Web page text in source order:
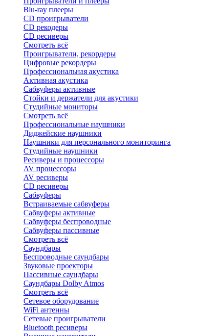
Blu-ray плееры
CD проигрыватели
CD рекодеры
CD ресиверы
Смотреть всё
Проигрыватели, рекордеры
Цифровые рекордеры
Профессиональная акустика
Активная акустика
Сабвуферы активные
Стойки и держатели для акустики
Студийные мониторы
Смотреть всё
Профессиональные наушники
Диджейские наушники
Наушники для персонального мониторинга
Студийные наушники
Ресиверы и процессоры
AV процессоры
AV ресиверы
CD ресиверы
Сабвуферы
Встраиваемые сабвуферы
Сабвуферы активные
Сабвуферы беспроводные
Сабвуферы пассивные
Смотреть всё
Саундбары
Беспроводные саундбары
Звуковые проекторы
Пассивные саундбары
Саундбары Dolby Atmos
Смотреть всё
Сетевое оборудование
WiFi антенны
Сетевые проигрыватели
Bluetooth ресиверы